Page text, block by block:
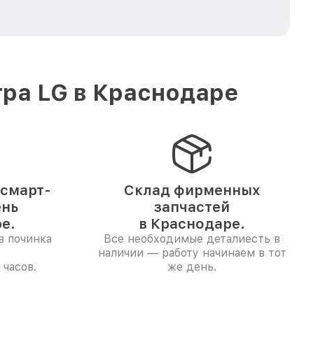
LG в Краснодаре
починка
Склад фирменных
запчастей
в Краснодаре.
Все необходимые деталиесть в
наличии — работу начинаем в тот
же день.